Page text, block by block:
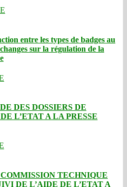
entre les types de badges au
sur la régulation de la
DES DOSSIERS DE
L’ETAT A LA PRESSE
TECHNIQUE
DE L’AIDE DE L’ETAT A